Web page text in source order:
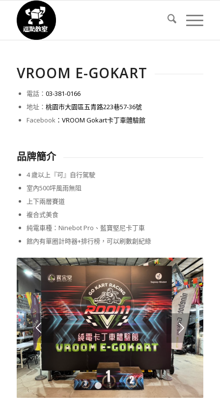
VROOM E-GOKART
電話： 03-381-0166
地址： 桃園市大園區五青路223巷57-36號
Facebook：VROOM Gokart卡丁車體驗館
品牌簡介
4 歲以上『可』自行駕駛
室內500坪風雨無阻
上下兩層賽道
複合式美食
純電車種：Ninebot Pro、藍寶堅尼卡丁車
館內有單圈計時器+排行榜，可以刷數創紀綠